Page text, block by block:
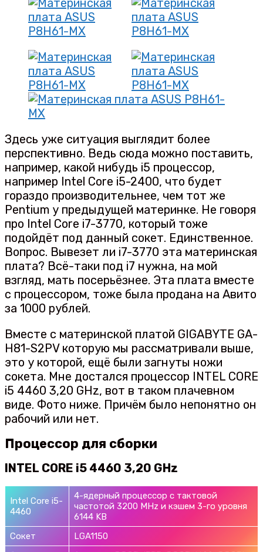
Здесь уже ситуация выглядит более
перспективно. Ведь сюда можно поставить,
например, какой нибудь i5 процессор,
например Intel Core i5-2400, что будет
гораздо производительнее, чем тот же
Pentium у предыдущей материнке. Не говоря
про Intel Core i7-3770, который тоже
подойдёт под данный сокет. Единственное.
Вопрос. Вывезет ли i7-3770 эта материнская
плата? Всё-таки под i7 нужна, на мой
взгляд, мать посерьёзнее. Эта плата вместе
с процессором, тоже была продана на Авито
за 1000 рублей.
Вместе с материнской платой GIGABYTE GA-
H81-S2PV которую мы рассматривали выше,
это у которой, ещё были загнуты ножи
сокета. Мне достался процессор INTEL CORE
i5 4460 3,20 GHz, вот в таком плачевном
виде. Фото ниже. Причём было непонятно он
рабочий или нет.
Процессор для сборки
INTEL CORE i5 4460 3,20 GHz
Intel Core i5-
4460
4-ядерный процессор с тактовой
частотой 3200 MHz и кэшем 3-го уровня
6144 KB
Сокет
LGA1150